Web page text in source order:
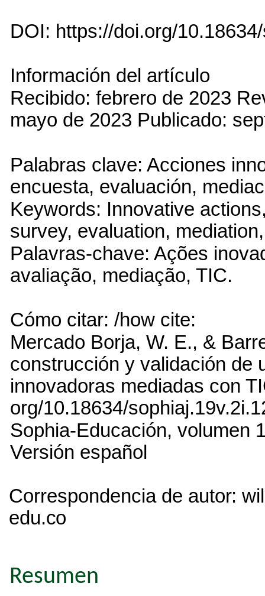
DOI: https://doi.org/
Información del artículo
Recibido: febrero de 2023
mayo de 2023 Publicado:
Palabras clave: Acciones
encuesta, evaluación,
Keywords: Innovative
survey, evaluation,
Palavras-chave: Ações
avaliação, mediação, TIC.
Cómo citar: /how cite:
Mercado Borja, W. E., &
construcción y validación de
innovadoras mediadas con
org/10.18634/
Sophia-Educación, volumen
Versión español
Correspondencia de autor:
edu.co
Resumen